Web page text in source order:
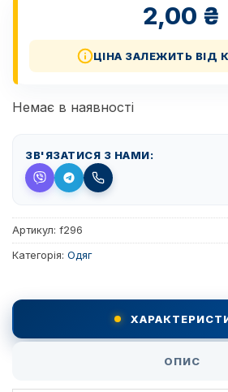
2,00 ₴
ЦІНА ЗАЛЕЖИТЬ ВІД
Немає в наявності
ЗВ'ЯЗАТИСЯ З НАМИ:
Артикул: f296
Категорія: Одяг
ОПИС